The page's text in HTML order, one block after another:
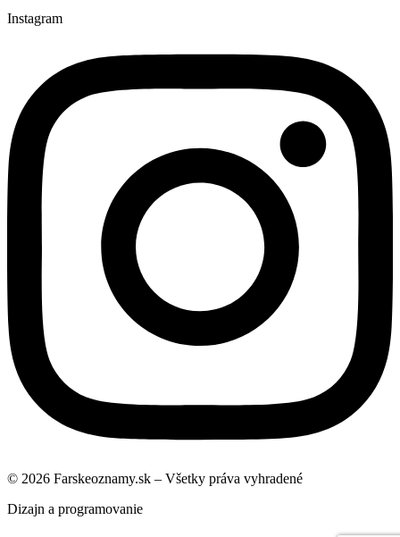
Instagram
© 2026 Farskeoznamy.sk – Všetky práva vyhradené
Dizajn a programovanie